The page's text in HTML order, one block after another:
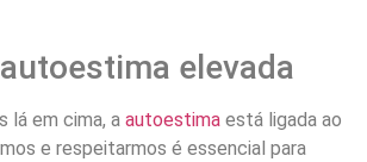
elevada
lá em cima, a autoestima está ligada ao
e respeitarmos é essencial para